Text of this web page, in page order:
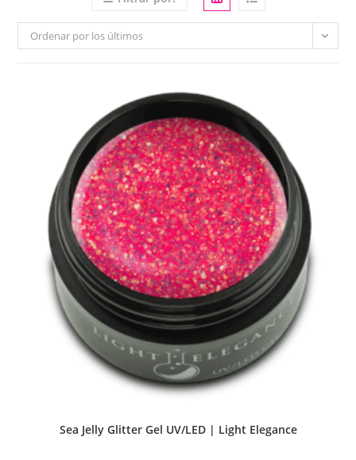
Ordenar por los últimos
Sea Jelly Glitter Gel UV/LED | Light Elegance